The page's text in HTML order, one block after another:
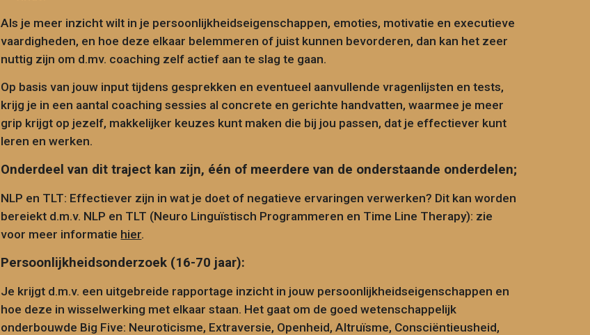
Als je meer inzicht wilt in je persoonlijkheidseigenschappen, emoties, motivatie en executieve
vaardigheden, en hoe deze elkaar belemmeren of juist kunnen bevorderen, dan kan het zeer
nuttig zijn om d.mv. coaching zelf actief aan te slag te gaan.
Op basis van jouw input tijdens gesprekken en eventueel aanvullende vragenlijsten en tests,
krijg je in een aantal coaching sessies al concrete en gerichte handvatten, waarmee je meer
grip krijgt op jezelf, makkelijker keuzes kunt maken die bij jou passen, dat je effectiever kunt
leren en werken.
Onderdeel van dit traject kan zijn, één of meerdere van de onderstaande onderdelen;
NLP en TLT: Effectiever zijn in wat je doet of negatieve ervaringen verwerken? Dit kan worden
bereiekt d.m.v. NLP en TLT (Neuro Linguïstisch Programmeren en Time Line Therapy): zie
voor meer informatie hier.
Persoonlijkheidsonderzoek (16-70 jaar):
Je krijgt d.m.v. een uitgebreide rapportage inzicht in jouw persoonlijkheidseigenschappen en
hoe deze in wisselwerking met elkaar staan. Het gaat om de goed wetenschappelijk
onderbouwde Big Five: Neuroticisme, Extraversie, Openheid, Altruïsme, Consciëntieusheid,